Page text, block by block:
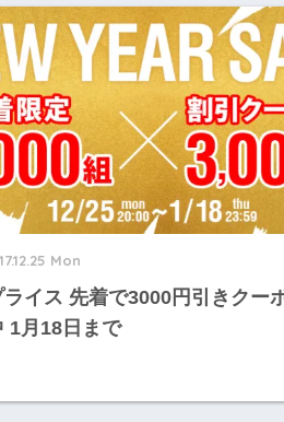
Mon
ライス 先着で3000円引きクー
1月18日まで